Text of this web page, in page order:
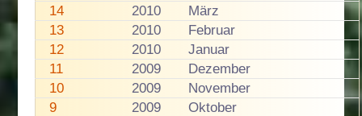
14
2010
März
13
2010
Februar
12
2010
Januar
11
2009
Dezember
10
2009
November
9
2009
Oktober